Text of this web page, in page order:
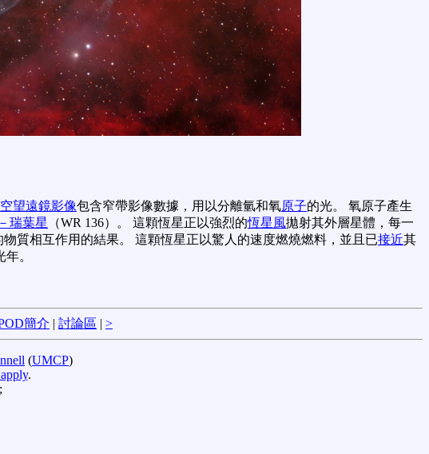
望遠鏡影像包含窄帶影像數據，用以分離氫和氧原子的光。 氧原子產生
瑞葉星 （WR 136）。 這顆恆星正以強烈的恆星風拋射其外層星體，每一
質相互作用的結果。 這顆恆星正以驚人的速度燃燒燃料，並且已接近其
。
簡介 | 討論區 | >
(UMCP)
.